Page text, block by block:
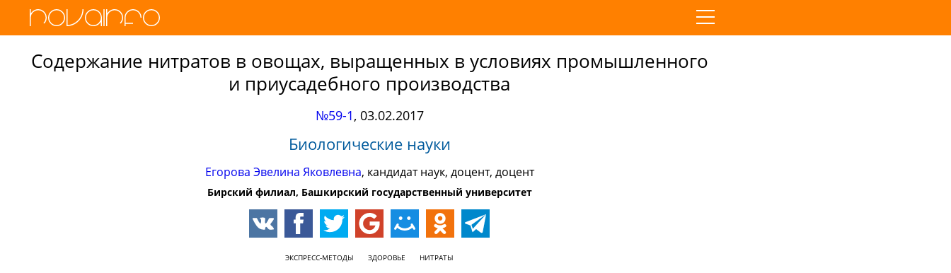
Содержание нитратов в овощах, выращенных в условиях промышленного
и приусадебного производства
№59-1, 03.02.2017
Биологические науки
Егорова Эвелина Яковлевна, кандидат наук, доцент, доцент
Бирский филиал, Башкирский государственный университет
ЭКСПРЕСС-МЕТОДЫ ЗДОРОВЬЕ НИТРАТЫ